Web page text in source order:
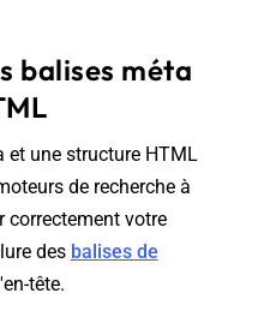
balises méta
et une structure HTML
de recherche à
correctement votre
des balises de
tête.